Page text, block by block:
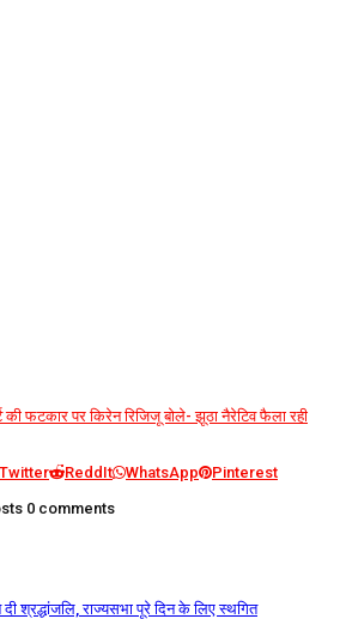
की फटकार पर किरेन रिजिजू बोले- झूठा नैरेटिव फैला रही
Twitter ReddIt WhatsApp
Pinterest
0 comments
श्रद्धांजलि, राज्यसभा पूरे दिन के लिए स्थगित